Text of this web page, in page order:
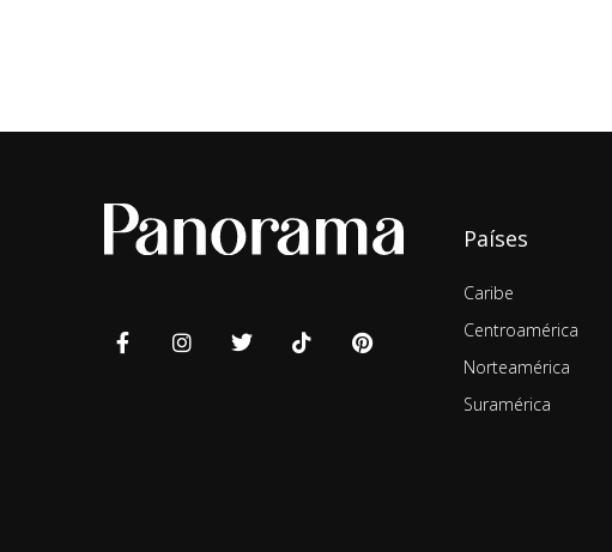
Países
Caribe
Centroamérica
Norteamérica
Suramérica